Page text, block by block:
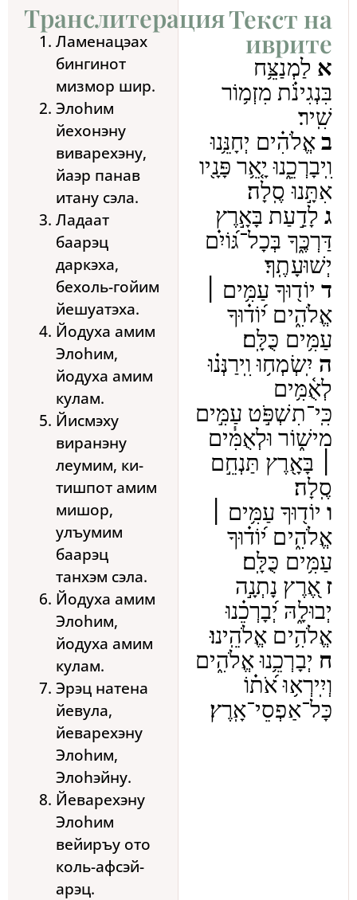
Транслитерация
Ламенацэах
бингинот
мизмор шир.
Элоhим
йехонэну
виварехэну,
йаэр панав
итану сэла.
Ладаат
баарэц
даркэха,
бехоль-гойим
йешуатэха.
Йодуха амим
Элоhим,
йодуха амим
кулам.
Йисмэху
виранэну
леумим, ки-
тишпот амим
мишор,
улъумим
баарэц
танхэм сэла.
Йодуха амим
Элоhим,
йодуха амим
кулам.
Эрэц натена
йевула,
йеварехэну
Элоhим,
Элоhэйну.
Йеварехэну
Элоhим
вейиръу ото
коль-афсэй-
арэц.
Текст на
иврите
א לַמְנַצֵּ֥ח
בִּנְגִינֹ֗ת מִזְמ֥וֹר
שִֽׁיר׃
ב אֱלֹהִ֗ים יְחָנֵּ֥נוּ
וִֽיבָרְכֵ֑נוּ יָ֤אֵ֥ר פָּנָ֖יו
אִתָּ֣נוּ סֶֽלָה׃
ג לָדַ֣עַת בָּאָ֣רֶץ
דַּרְכֶּ֑ךָ בְּכָל־גּ֝וֹיִ֗ם
יְשׁוּעָתֶֽךָ׃
ד יוֹד֖וּךָ עַמִּ֥ים ׀
אֱלֹהִ֑ים י֝וֹד֗וּךָ
עַמִּ֥ים כֻּלָּֽם׃
ה יִֽשְׂמְח֥וּ וִֽירַנְּנ֗וּ
לְאֻ֫מִּ֥ים
כִּֽי־תִשְׁפֹּ֣ט עַמִּ֣ים
מִישׁ֑וֹר וּלְאֻמִּ֓ים
׀ בָּאָ֖רֶץ תַּנְחֵ֣ם
סֶֽלָה׃
ו יוֹד֖וּךָ עַמִּ֥ים ׀
אֱלֹהִ֑ים י֝וֹד֗וּךָ
עַמִּ֥ים כֻּלָּֽם׃
ז אֶ֭רֶץ נָתְנָ֣ה
יְבוּלָ֑הּ יְ֝בָרְכֵ֗נוּ
אֱלֹהִ֥ים אֱלֹהֵֽינוּ׃
ח יְבָרְכֵ֥נוּ אֱלֹהִ֑ים
וְיִֽירְא֥וּ אֹ֝ת֗וֹ
כָּל־אַפְסֵי־אָֽרֶץ׃